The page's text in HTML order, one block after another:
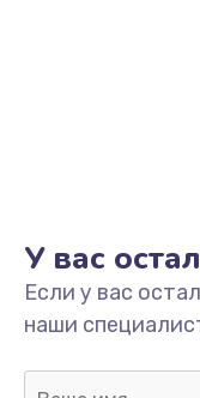
У вас
Если у вас
наши